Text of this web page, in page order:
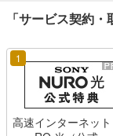
「サービス契約
1
高速インターネッ